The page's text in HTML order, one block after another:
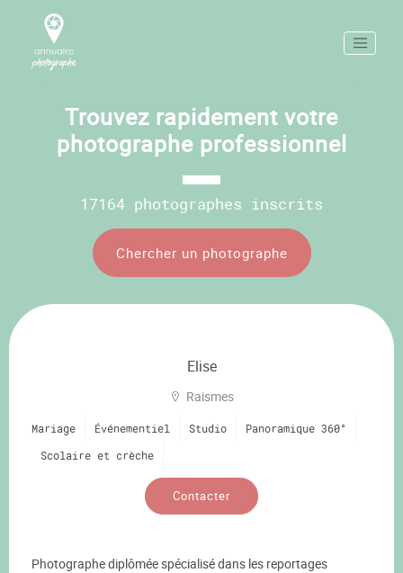
Trouvez rapidement votre
photographe professionnel
17164 photographes inscrits
Chercher un photographe
Elise
Raismes
Mariage Événementiel Studio
Panoramique 360°
Scolaire et crèche
Contacter
Photographe diplômée spécialisé dans les reportages